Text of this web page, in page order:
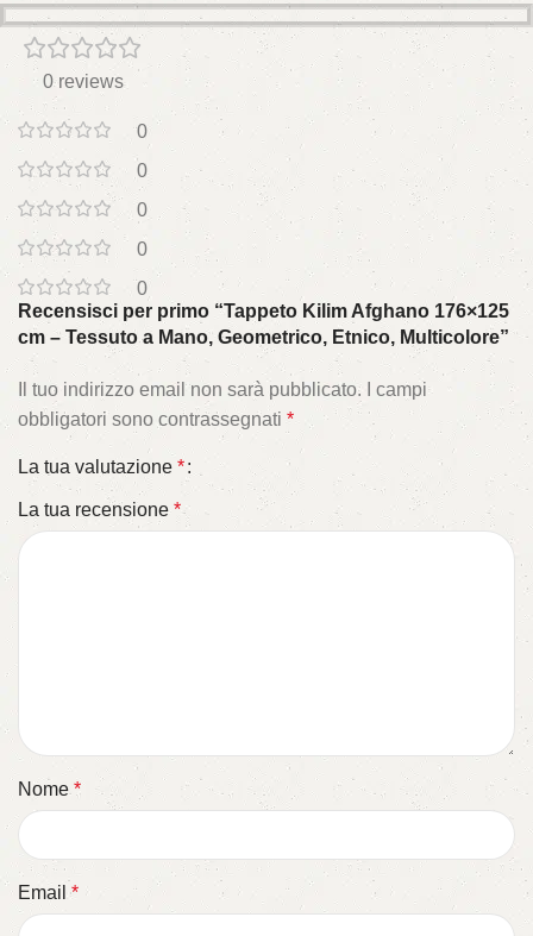
0 reviews
0
0
0
0
0
Recensisci per primo “Tappeto Kilim Afghano 176×125
cm – Tessuto a Mano, Geometrico, Etnico, Multicolore”
Il tuo indirizzo email non sarà pubblicato.
I campi
obbligatori sono contrassegnati *
La tua valutazione *
La tua recensione *
Nome*
Email*